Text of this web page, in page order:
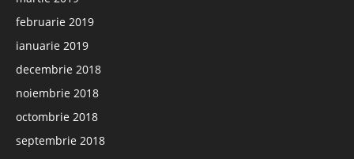
februarie 2019
ianuarie 2019
decembrie 2018
noiembrie 2018
octombrie 2018
septembrie 2018